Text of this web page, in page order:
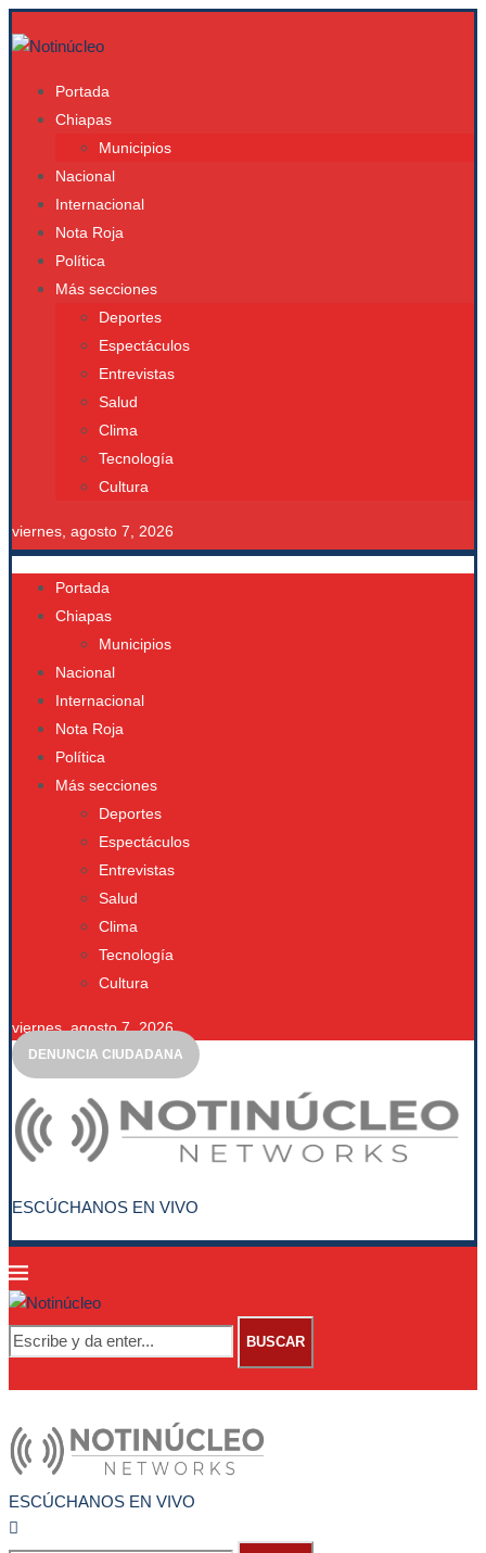
Portada
Chiapas
Municipios
Nacional
Internacional
Nota Roja
Política
Más secciones
Deportes
Espectáculos
Entrevistas
Salud
Clima
Tecnología
Cultura
viernes, agosto 7, 2026
Portada
Chiapas
Municipios
Nacional
Internacional
Nota Roja
Política
Más secciones
Deportes
Espectáculos
Entrevistas
Salud
Clima
Tecnología
Cultura
viernes, agosto 7, 2026
DENUNCIA CIUDADANA
ESCÚCHANOS EN VIVO
BUSCAR
ESCÚCHANOS EN VIVO